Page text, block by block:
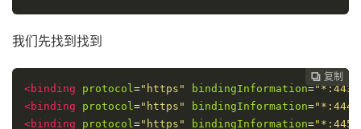
我们先找到找到
 复制
 复制
 复制
 复制
<binding
protocol="https" bindingInformation="*:443"
<binding
protocol="https" bindingInformation="*:444"
<binding
protocol="https" bindingInformation="*:445"